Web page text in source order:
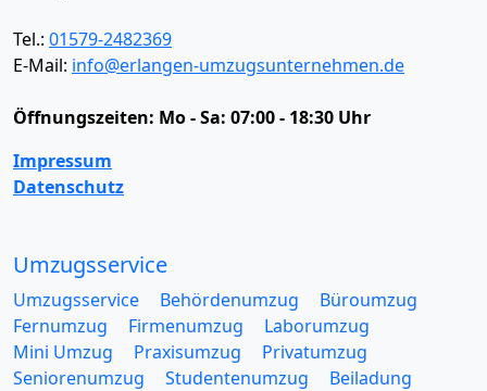
Tel.: 01579-2482369
E-Mail: info@erlangen-umzugsunternehmen.de
Öffnungszeiten: Mo - Sa: 07:00 - 18:30 Uhr
Impressum
Datenschutz
Umzugsservice
Umzugsservice Behördenumzug
Büroumzug
Fernumzug
Firmenumzug
Laborumzug
Mini Umzug
Praxisumzug
Privatumzug
Seniorenumzug
Studentenumzug
Beiladung